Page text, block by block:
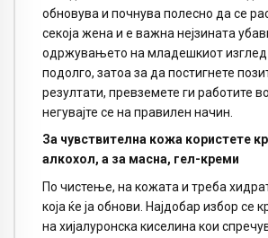
обновува и почнува полесно да се
секоја жена и е важна нејзината
одржувањето на младешкиот
подолго, затоа за да постигнете
резултати, превземете ги работите
негувајте се на правилен начин.
За чувствителна кожа користете
алкохол, а за масна, гел-креми
По чистење, на кожата и треба
која ќе ја обнови. Најдобар избор се
на хијалуронска киселина кои